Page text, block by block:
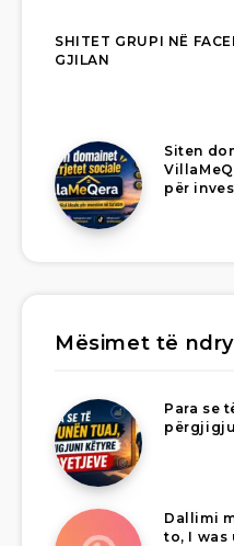
SHITET GRUPI NË
GJILAN
Siten
për
Mësimet të
Para se
Dallimi
to, I was